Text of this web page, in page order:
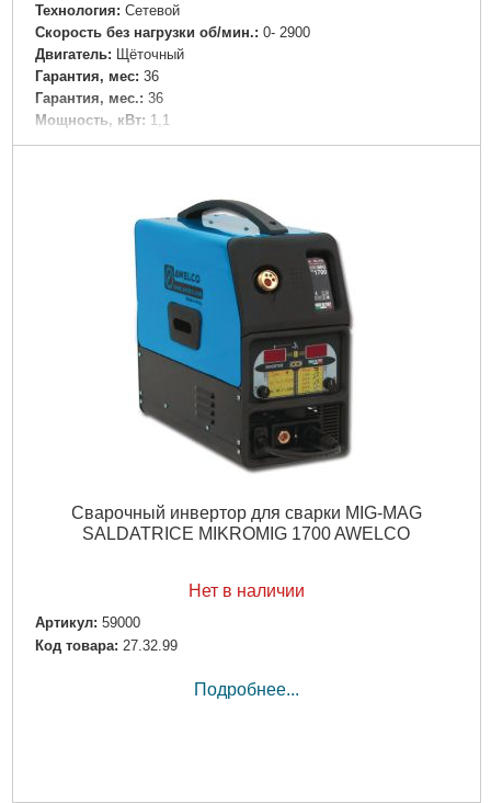
Технология: Сетевой
Скорость без нагрузки об/мин.: 0- 2900
Двигатель:
Щёточный
Гарантия, мес: 36
Гарантия, мес.: 36
Мощность, кВт: 1,1
Напряжение: 220
Подробнее...
Сварочный инвертор для сварки MIG-MAG
SALDATRICE MIKROMIG 1700 AWELCO
Нет в наличии
Артикул: 59000
Код товара: 27.32.99
Подробнее...